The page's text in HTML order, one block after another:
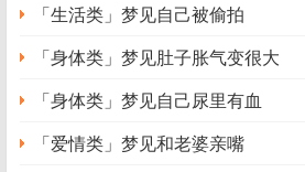
「生活类」梦见自己被偷拍
「身体类」梦见肚子胀气变很大
「身体类」梦见自己尿里有血
「爱情类」梦见和老婆亲嘴